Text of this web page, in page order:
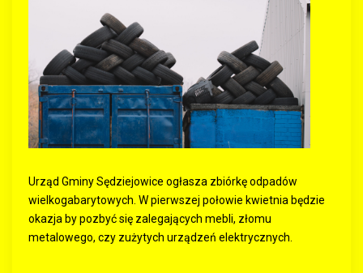
Urząd Gminy Sędziejowice ogłasza zbiórkę odpadów
wielkogabarytowych. W pierwszej połowie kwietnia będzie
okazja by pozbyć się zalegających mebli, złomu
metalowego, czy zużytych urządzeń elektrycznych.